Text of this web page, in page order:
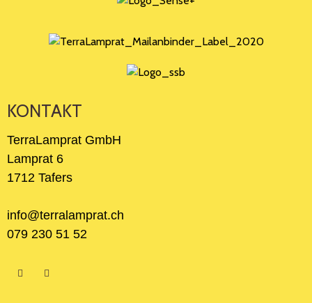
KONTAKT
TerraLamprat GmbH
Lamprat 6
1712 Tafers
info@terralamprat.ch
079 230 51 52